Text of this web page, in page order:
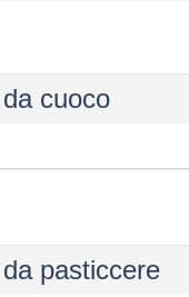
cuoco
pasticcere